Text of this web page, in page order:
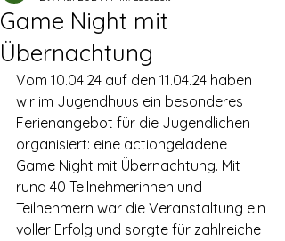
Game Night mit
Übernachtung
Vom 10.04.24 auf den 11.04.24 haben
wir im Jugendhuus ein besonderes
Ferienangebot für die Jugendlichen
organisiert: eine actiongeladene
Game Night mit Übernachtung. Mit
rund 40 Teilnehmerinnen und
Teilnehmern war die Veranstaltung ein
voller Erfolg und sorgte für zahlreiche